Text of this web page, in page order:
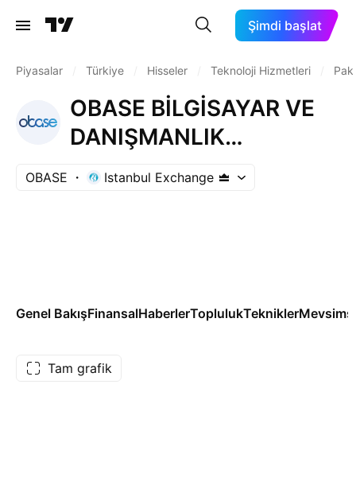
Şimdi başlat
Piyasalar Türkiye Hisseler Teknoloji Hizmetleri
OBASE BİLGİSAYAR VE
DANIŞMANLIK
HİZMETLERİ TİCARET
OBASE Istanbul Exchange
Genel BakışFinansalHaberlerToplulukTeknikler
Tam grafik